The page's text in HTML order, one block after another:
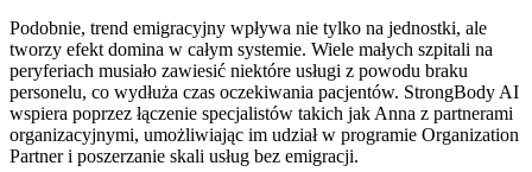
Podobnie, trend emigracyjny wpływa nie tylko na jednostki, ale
tworzy efekt domina w całym systemie. Wiele małych szpitali na
peryferiach musiało zawiesić niektóre usługi z powodu braku
personelu, co wydłuża czas oczekiwania pacjentów. StrongBody AI
wspiera poprzez łączenie specjalistów takich jak Anna z partnerami
organizacyjnymi, umożliwiając im udział w programie Organization
Partner i poszerzanie skali usług bez emigracji.